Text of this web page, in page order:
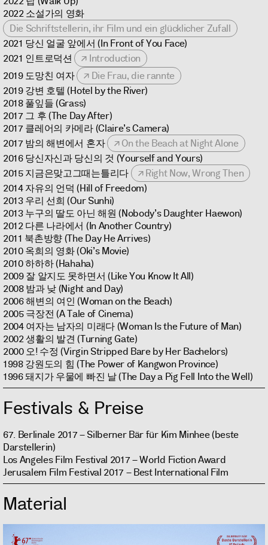
2022 소설가의 영화
Die Schriftstellerin, ihr Film und ein glücklicher Zufall
2021 당신 얼굴 앞에서 (In Front of You Face)
2021 인트로덕션
Introduction
2019 도망친 여자
Die Frau, die rannte
2019 강변 호텔 (Hotel by the River)
2018 풀잎들 (Grass)
2017 그 후 (The Day After)
2017 클레어의 카메라 (Claire’s Camera)
2017 밤의 해변에서 혼자
On the Beach at Night Alone
2016 당신자신과 당신의 것 (Yourself and Yours)
2015 지금은맞고그때는틀리다
Right Now, Wrong Then
2014 자유의 언덕 (Hill of Freedom)
2013 우리 선희 (Our Sunhi)
2013 누구의 딸도 아닌 해원 (Nobody’s Daughter Haewon)
2012 다른 나라에서 (In Another Country)
2011 북촌방향 (The Day He Arrives)
2010 옥희의 영화 (Oki’s Movie)
2010 하하하 (Hahaha)
2009 잘 알지도 못하면서 (Like You Know It All)
2008 밤과 낮 (Night and Day)
2006 해변의 여인 (Woman on the Beach)
2005 극장전 (A Tale of Cinema)
2004 여자는 남자의 미래다 (Woman Is the Future of Man)
2002 생활의 발견 (Turning Gate)
2000 오! 수정 (Virgin Stripped Bare by Her Bachelors)
1998 강원도의 힘 (The Power of Kangwon Province)
1996 돼지가 우물에 빠진 날 (The Day a Pig Fell Into the Well)
Festivals & Preise
67. Berlinale 2017 – Silberner Bär für Kim Minhee (beste
Darstellerin)
Los Angeles Film Festival 2017 – World Fiction Award
Jerusalem Film Festival 2017 – Best International Film
Material